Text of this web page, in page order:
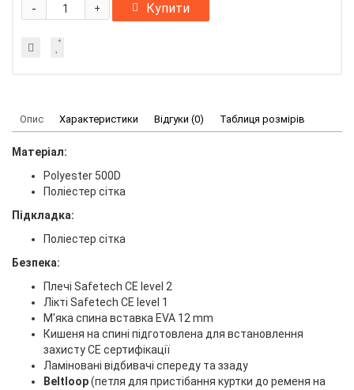
+
- Купити
Опис Характеристики Відгуки (0) Таблиця розмірів
Матеріал:
Polyester 500D
Поліестер сітка
Підкладка:
Поліестер сітка
Безпека:
Плечі Safetech CE level 2
Лікті Safetech CE level 1
М'яка спина вставка EVA 12 mm
Кишеня на спині підготовлена для встановлення
захисту CE сертифікації
Ламіновані відбивачі спереду та ззаду
Beltloop(петля для пристібання куртки до ременя на